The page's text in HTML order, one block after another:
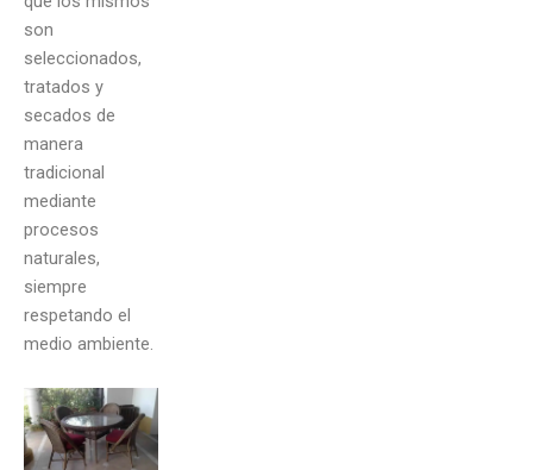
son
seleccionados,
tratados y
secados de
manera
tradicional
mediante
procesos
naturales,
siempre
respetando el
medio ambiente.